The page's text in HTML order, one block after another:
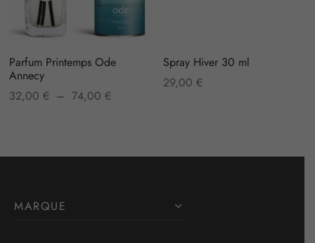
Parfum Printemps Ode
Annecy
32,00 € – 74,00 €Plage
Spray Hiver 30 ml
29,00 €
MARQUE